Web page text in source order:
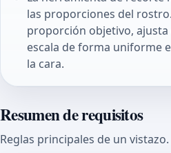
las proporciones del
proporción objetivo, ajusta
escala de forma uniforme
la cara.
Resumen de requisitos
Reglas principales de un vistazo.